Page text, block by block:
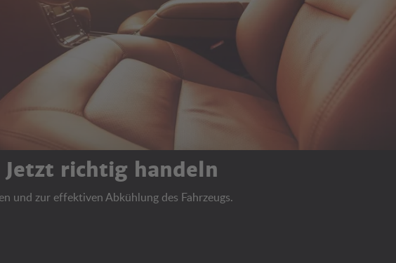
richtig handeln
und zur effektiven Abkühlung des Fahrzeugs.